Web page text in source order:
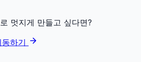
멋지게 만들고 싶다면?
하기